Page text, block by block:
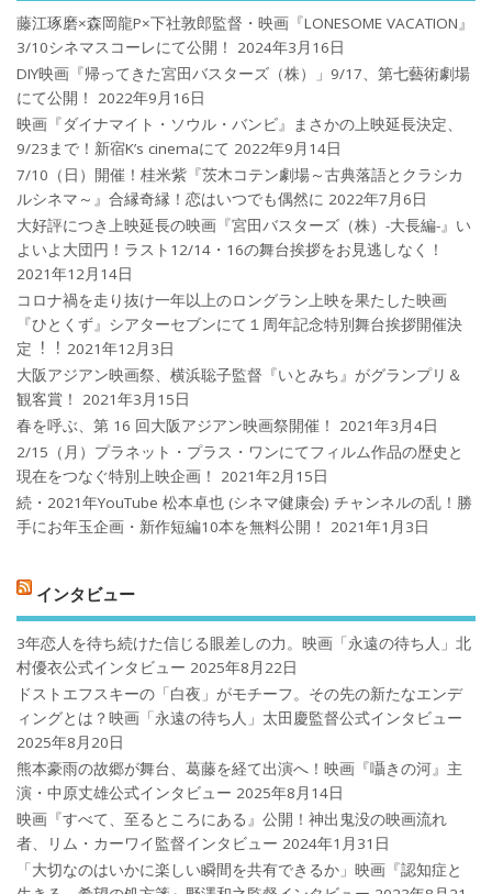
藤江琢磨×森岡龍P×下社敦郎監督・映画『LONESOME VACATION』
3/10シネマスコーレにて公開！
2024年3月16日
DIY映画『帰ってきた宮田バスターズ（株）」9/17、第七藝術劇場
にて公開！
2022年9月16日
映画『ダイナマイト・ソウル・バンビ』まさかの上映延長決定、
9/23まで！新宿K’s cinemaにて 2022年9月14日
7/10（日）開催！桂米紫『茨木コテン劇場～古典落語とクラシカ
ルシネマ～』合縁奇縁！恋はいつでも偶然に 2022年7月6日
大好評につき上映延長の映画『宮田バスターズ（株）-大長編-』い
よいよ大団円！ラスト12/14・16の舞台挨拶をお見逃しなく！
2021年12月14日
コロナ禍を⾛り抜け⼀年以上のロングラン上映を果たした映画
『ひとくず』シアターセブンにて１周年記念特別舞台挨拶開催決
定︕︕ 2021年12月3日
大阪アジアン映画祭、横浜聡子監督『いとみち』がグランプリ＆
観客賞！
2021年3月15日
春を呼ぶ、第 16 回大阪アジアン映画祭開催！
2021年3月4日
2/15（月）プラネット・プラス・ワンにてフィルム作品の歴史と
現在をつなぐ特別上映企画！
2021年2月15日
続・2021年YouTube 松本卓也 (シネマ健康会) チャンネルの乱！勝
手にお年玉企画・新作短編10本を無料公開！
2021年1月3日
インタビュー
3年恋人を待ち続けた信じる眼差しの力。映画「永遠の待ち人」北
村優衣公式インタビュー 2025年8月22日
ドストエフスキーの「白夜」がモチーフ。その先の新たなエンデ
ィングとは？映画「永遠の待ち人」太田慶監督公式インタビュー
2025年8月20日
熊本豪雨の故郷が舞台、葛藤を経て出演へ！映画『囁きの河』主
演・中原丈雄公式インタビュー 2025年8月14日
映画『すべて、至るところにある』公開！神出鬼没の映画流れ
者、リム・カーワイ監督インタビュー 2024年1月31日
「大切なのはいかに楽しい瞬間を共有できるか」映画『認知症と